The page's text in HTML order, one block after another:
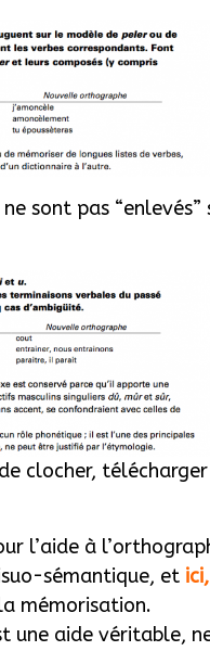
sont pas
clocher,
l’aide à
sémantique, et ici,
mémorisation.
une aide véritable,